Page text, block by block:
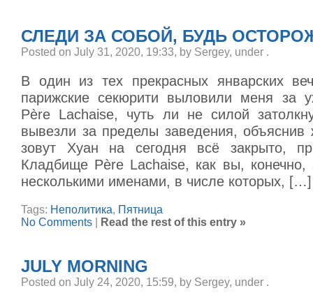
СЛЕДИ ЗА СОБОЙ, БУДЬ
Posted on July 31, 2020, 19:33, by Sergey, under .
В один из тех прекрасных январских
парижские секюрити выловили меня за
Père Lachaise, чуть ли не силой
вывезли за пределы заведения, объяснив
зовут Хуан на сегодня всё закрыто,
Кладбище Père Lachaise, как вы, конечно,
несколькими именами, в числе которых, […]
Tags: Неполитика, Пятница
No Comments
Read the rest of this entry »
JULY MORNING
Posted on July 24, 2020, 15:59, by Sergey, under .